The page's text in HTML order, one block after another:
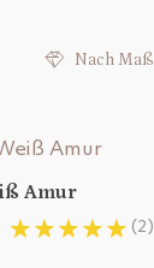
Nach Maß
Amur
(2)